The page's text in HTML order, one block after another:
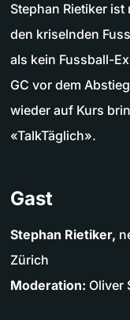
Stephan Rietiker
den kriselnden
als kein Fussball-
GC vor dem
wieder auf Kurs
«TalkTäglich».
Gast
Stephan Rietiker,
Zürich
Moderation: Oliver